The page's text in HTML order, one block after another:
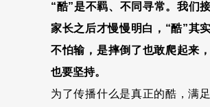
“酷”是不羁、不同寻常。我们
家长之后才慢慢明白，“酷”其实
不怕输，是摔倒了也敢爬起来
也要坚持。
为了传播什么是真正的酷，满